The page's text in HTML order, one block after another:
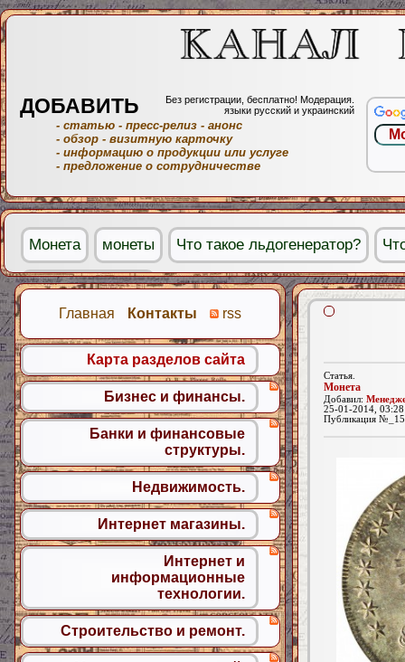
Статья.
Монета
Добавил:
25-01-2014,
Публикация
Главная Контакты rss
Карта разделов сайта
Бизнес и финансы.
Банки и финансовые
структуры.
Недвижимость.
Интернет магазины.
Интернет и
информационные
технологии.
Строительство и ремонт.
ДОБАВИТЬ
Без регистрации, бесплатно! Модерация.
языки русский и украинский
- статью - пресс-релиз - анонс
- обзор - визитную карточку
- информацию о продукции или услуге
- предложение о сотрудничестве
Монета монеты Что такое льдогенератор?
английский язык